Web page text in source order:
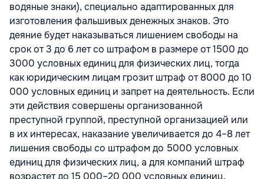
водяные знаки), специально адаптированных для
изготовления фальшивых денежных знаков. Это
деяние будет наказываться лишением свободы на
срок от 3 до 6 лет со штрафом в размере от 1500 до
3000 условных единиц для физических лиц, тогда
как юридическим лицам грозит штраф от 8000 до 10
000 условных единиц и запрет на деятельность. Если
эти действия совершены организованной
преступной группой, преступной организацией или
в их интересах, наказание увеличивается до 4–8 лет
лишения свободы со штрафом до 5000 условных
единиц для физических лиц, а для компаний штраф